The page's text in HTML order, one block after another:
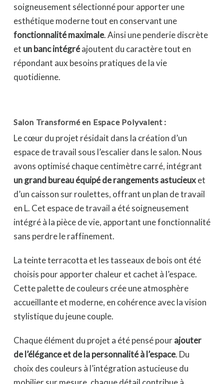
soigneusement sélectionné pour apporter une
esthétique moderne tout en conservant une
fonctionnalité maximale. Ainsi une penderie discrète
et un banc intégréajoutent du caractère tout en
répondant aux besoins pratiques de la vie
quotidienne.
Salon Transformé en Espace Polyvalent :
Le cœur du projet résidait dans la création d’un
espace de travail sous l’escalier dans le salon. Nous
avons optimisé chaque centimètre carré, intégrant
un grand bureau équipé de rangements astucieuxet
d’un caisson sur roulettes, offrant un plan de travail
en L. Cet espace de travail a été soigneusement
intégré à la pièce de vie, apportant une fonctionnalité
sans perdre le raffinement.
La teinte terracotta et les tasseaux de bois ont été
choisis pour apporter chaleur et cachet à l’espace.
Cette palette de couleurs crée une atmosphère
accueillante et moderne, en cohérence avec la vision
stylistique du jeune couple.
Chaque élément du projet a été pensé pourajouter
de l’élégance et de la personnalité à l’espace. Du
choix des couleurs à l’intégration astucieuse du